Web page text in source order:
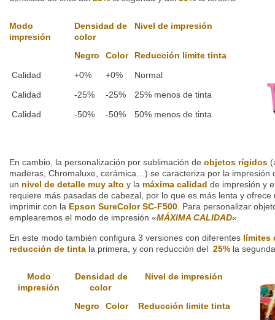
Modo
impresión
Densidad de
color
Nivel de impresión
Negro Color
Reducción limite tinta
Calidad
+0% +0%
Normal
Calidad
-25% -25%
25% menos de tinta
Calidad
-50% -50% 50% menos de tinta
En cambio, la personalización por sublimación de objetos rígidos
maderas, Chromaluxe, cerámica…) se caracteriza por la impresión
un nivel de detalle muy alto y la máxima calidad de impresión y
requiere más pasadas de cabezal, por lo que es más lenta y ofrece
imprimir con la Epson SureColor SC-F500 . Para personalizar
emplearemos el modo de impresión «MÁXIMA CALIDAD«
En este modo también configura 3 versiones con diferentes límites
reducción de tinta la primera, y con reducción del 25% la
Modo
impresión
Densidad de
color
Nivel de impresión
Negro Color
Reducción limite tinta